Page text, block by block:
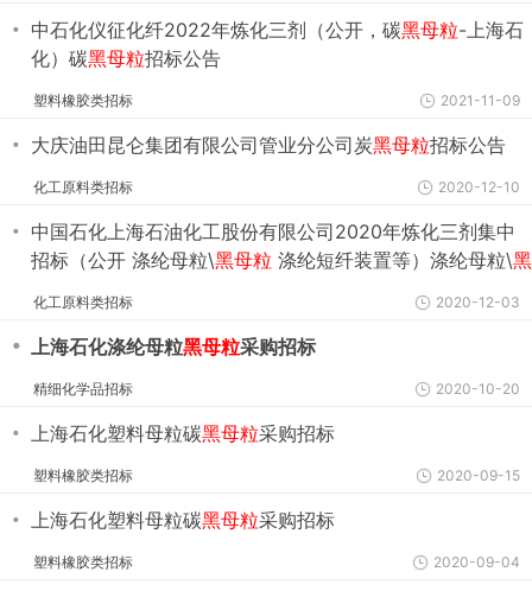
・ 中石化仪征化纤2022年炼化三剂（公开，碳黑母粒-上海石
化）碳黑母粒招标公告
塑料橡胶类招标 2021-11-09
・ 大庆油田昆仑集团有限公司管业分公司炭黑母粒招标公告
化工原料类招标 2020-12-10
・ 中国石化上海石油化工股份有限公司2020年炼化三剂集中
招标（公开 涤纶母粒\黑母粒 涤纶短纤装置等）涤纶母粒\黑
化工原料类招标 2020-12-03
・ 上海石化涤纶母粒黑母粒采购招标
精细化学品招标 2020-10-20
・ 上海石化塑料母粒碳黑母粒采购招标
塑料橡胶类招标 2020-09-15
・ 上海石化塑料母粒碳黑母粒采购招标
塑料橡胶类招标 2020-09-04